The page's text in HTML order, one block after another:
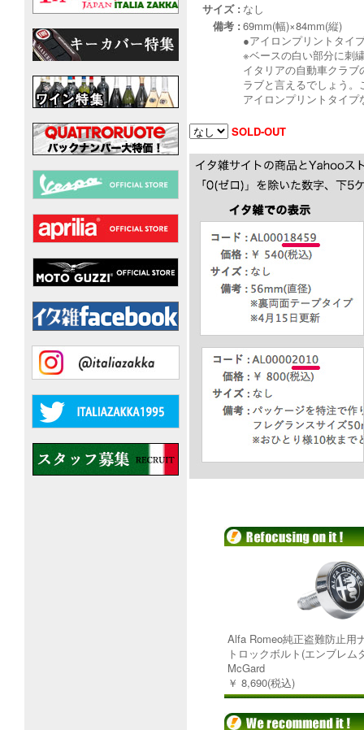
サイズ : なし
備考 : 69mm(幅)×84mm(縦)
●アイロンプリントタイ
※ベースの白い部分に刺
イタリアの自動車クラ
ラブと言えるでしょう
アイロンプリントタイ
SOLD-OUT
Alfa Romeo純正盗難防止用
トロックボルト(エンブレム
McGard
￥ 8,690(税込)